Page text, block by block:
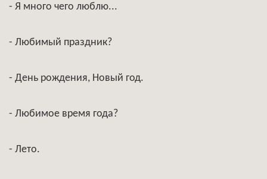
- Я много чего люблю...
- Любимый праздник?
- День рождения, Новый год.
- Любимое время года?
- Лето.